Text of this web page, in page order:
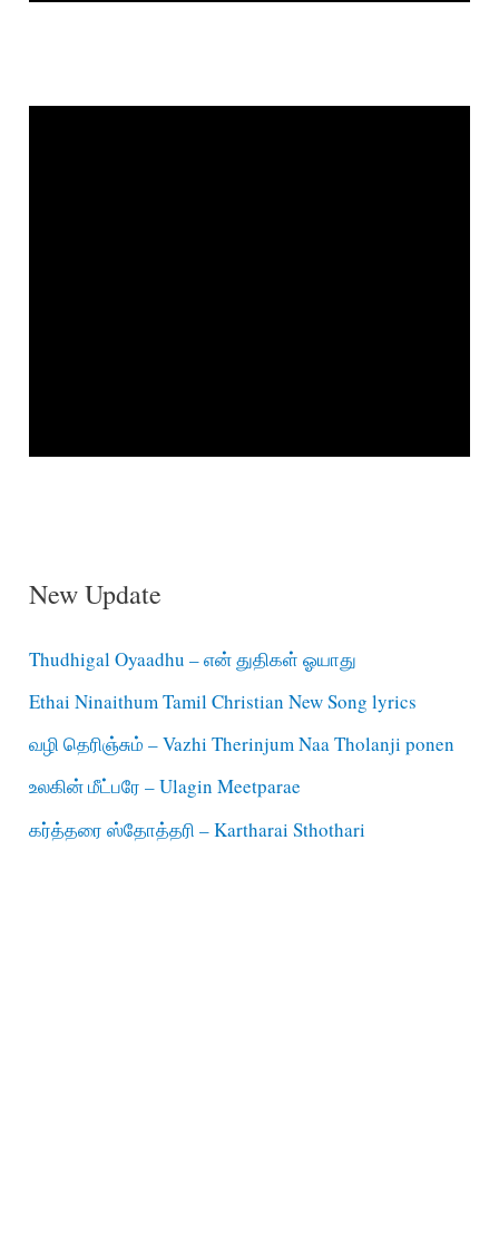
New Update
Thudhigal Oyaadhu – என் துதிகள் ஓயாது
Ethai Ninaithum Tamil Christian New Song lyrics
வழி தெரிஞ்சும் – Vazhi Therinjum Naa Tholanji ponen
உலகின் மீட்பரே – Ulagin Meetparae
கர்த்தரை ஸ்தோத்தரி – Kartharai Sthothari